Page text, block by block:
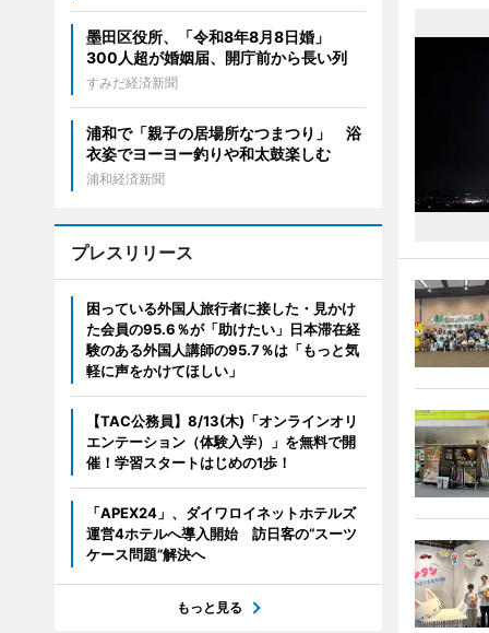
墨田区役所、「令和8年8月8日婚」
300人超が婚姻届、開庁前から長い列
すみだ経済新聞
浦和で「親子の居場所なつまつり」 浴
衣姿でヨーヨー釣りや和太鼓楽しむ
浦和経済新聞
プレスリリース
困っている外国人旅行者に接した・見かけ
た会員の95.6％が「助けたい」日本滞在経
験のある外国人講師の95.7％は「もっと気
軽に声をかけてほしい」
【TAC公務員】8/13(木)「オンラインオリ
エンテーション（体験入学）」を無料で開
催！学習スタートはじめの1歩！
「APEX24」、ダイワロイネットホテルズ
運営4ホテルへ導入開始 訪日客の“スーツ
ケース問題”解決へ
もっと見る